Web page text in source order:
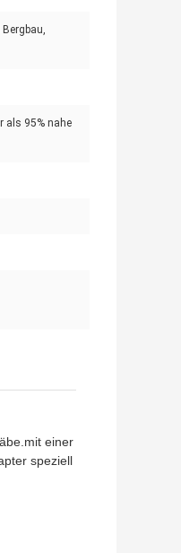
als 95% nahe
einer
speziell